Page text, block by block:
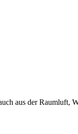
aus der